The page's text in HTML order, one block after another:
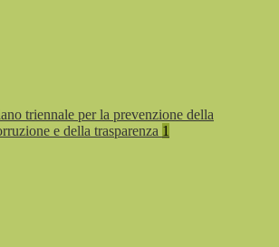
triennale per la prevenzione della
e della trasparenza 1